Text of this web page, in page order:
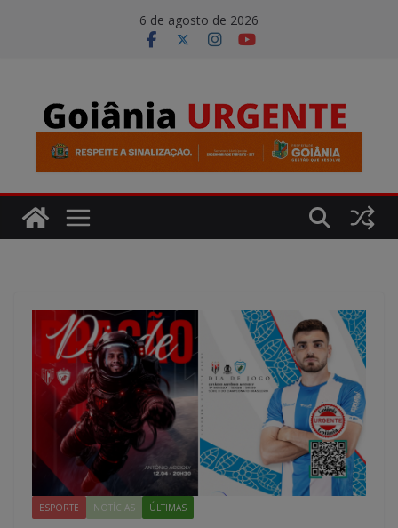
6 de agosto de 2026
ESPORTE NOTÍCIAS ÚLTIMAS
modal-check